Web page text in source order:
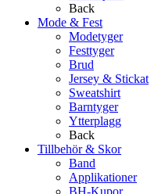
Back
Mode & Fest
Modetyger
Festtyger
Brud
Jersey & Stickat
Sweatshirt
Barntyger
Ytterplagg
Back
Tillbehör & Skor
Band
Applikationer
BH-Kupor